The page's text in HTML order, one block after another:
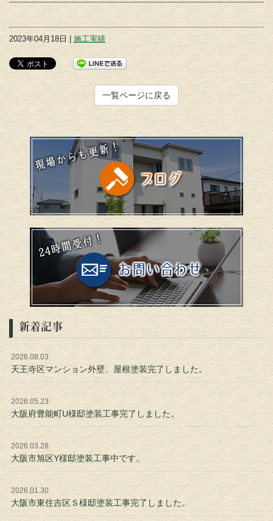
2023年04月18日 | 施工実績
一覧ページに戻る
新着記事
2026.08.03
天王寺区マンション外壁、屋根塗装完了しました。
2026.05.23
大阪府豊能町U様邸塗装工事完了しました。
2026.03.28
大阪市旭区Y様邸塗装工事中です。
2026.01.30
大阪市東住吉区Ｓ様邸塗装工事完了しました。